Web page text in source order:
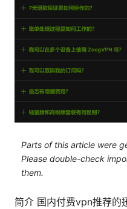
Parts of this article were
Please double-check
them.
简介 国内付费vpn推荐的